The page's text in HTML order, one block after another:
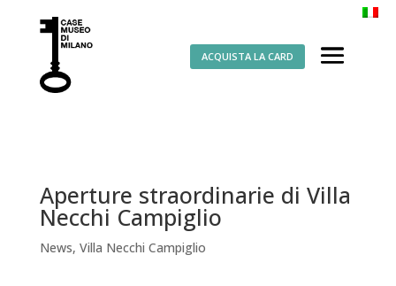
ACQUISTA LA CARD
Aperture straordinarie di Villa
Necchi Campiglio
News, Villa Necchi Campiglio